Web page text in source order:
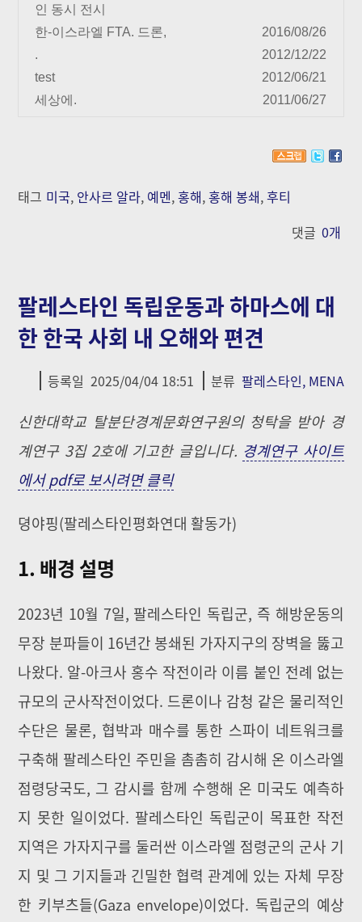
인 동시 전시
한-이스라엘 FTA. 드론,
2016/08/26
.
2012/12/22
test
2012/06/21
세상에.
2011/06/27
태그 미국, 안사르 알라, 예멘,홍해,홍해 봉쇄,후티
댓글 0개
팔레스타인 독립운동과 하마스에 대
한 한국 사회 내 오해와 편견
등록일 2025/04/04 18:51 분류 팔레스타인, MENA
신한대학교 탈분단경계문화연구원의 청탁을 받아 경
계연구 3집 2호에 기고한 글입니다. 경계연구 사이트
에서 pdf로 보시려면 클릭
뎡야핑(팔레스타인평화연대 활동가)
1. 배경 설명
2023년 10월 7일, 팔레스타인 독립군, 즉 해방운동의
무장 분파들이 16년간 봉쇄된 가자지구의 장벽을 뚫고
나왔다. 알-아크사 홍수 작전이라 이름 붙인 전례 없는
규모의 군사작전이었다. 드론이나 감청 같은 물리적인
수단은 물론, 협박과 매수를 통한 스파이 네트워크를
구축해 팔레스타인 주민을 촘촘히 감시해 온 이스라엘
점령당국도, 그 감시를 함께 수행해 온 미국도 예측하
지 못한 일이었다. 팔레스타인 독립군이 목표한 작전
지역은 가자지구를 둘러싼 이스라엘 점령군의 군사 기
지 및 그 기지들과 긴밀한 협력 관계에 있는 자체 무장
한 키부츠들(Gaza envelope)이었다. 독립군의 예상